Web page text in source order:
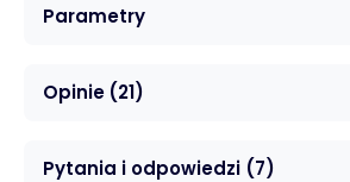
Parametry
Opinie (21)
Pytania i odpowiedzi (7)